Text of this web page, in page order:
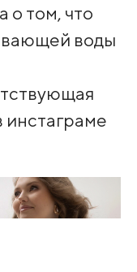
о том, что
воды
инстаграме